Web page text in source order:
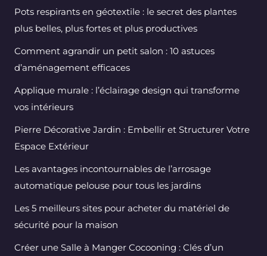
Pots respirants en géotextile : le secret des plantes
plus belles, plus fortes et plus productives
Comment agrandir un petit salon : 10 astuces
d’aménagement efficaces
Applique murale : l’éclairage design qui transforme
vos intérieurs
Pierre Décorative Jardin : Embellir et Structurer Votre
Espace Extérieur
Les avantages incontournables de l’arrosage
automatique pelouse pour tous les jardins
Les 5 meilleurs sites pour acheter du matériel de
sécurité pour la maison
Créer une Salle à Manger Cocooning : Clés d’un